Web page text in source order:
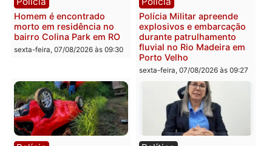
Casal é preso pela PRF
com mais de 72 quilos de
mercúrio escondidos em
estepe em Porto Velho
sexta-feira, 07/08/2026 às 09:38
Polícia
Polícia Civil deflagra
operação contra facção
criminosa que atacava
provedores de internet
Rondônia